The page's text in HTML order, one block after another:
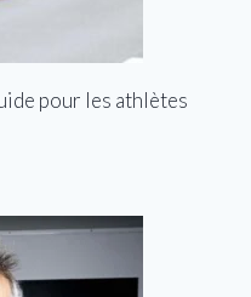
pour les athlètes